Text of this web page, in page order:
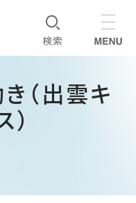
（出雲キ